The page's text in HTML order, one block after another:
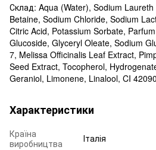
Склад: Aqua (Water), Sodium
Betaine, Sodium Chloride, Sodium
Citric Acid, Potassium Sorbate,
Glucoside, Glyceryl Oleate, Sodium
7, Melissa Officinalis Leaf Extract,
Seed Extract, Tocopherol,
Geraniol, Limonene, Linalool, CI
Характеристики
Країна
виробництва
Італія